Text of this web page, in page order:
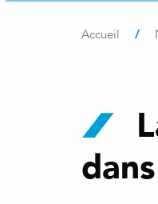
Accueil /